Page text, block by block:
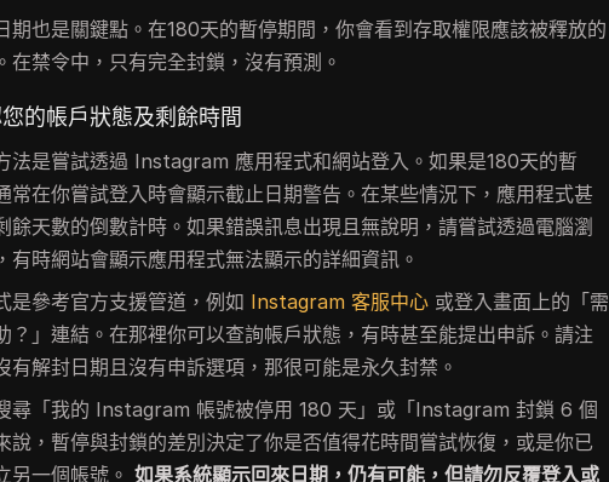
期也是關鍵點。在180天的暫停期間，你會看到存取權限應該被釋放的
在禁令中，只有完全封鎖，沒有預測。
的帳戶狀態及剩餘時間
法是嘗試透過 Instagram 應用程式和網站登入。如果是180天的暫
常在你嘗試登入時會顯示截止日期警告。在某些情況下，應用程式甚
餘天數的倒數計時。如果錯誤訊息出現且無說明，請嘗試透過電腦瀏
有時網站會顯示應用程式無法顯示的詳細資訊。
是參考官方支援管道，例如 Instagram 客服中心 或登入畫面上的「需
？」連結。在那裡你可以查詢帳戶狀態，有時甚至能提出申訴。請注
有解封日期且沒有申訴選項，那很可能是永久封禁。
尋「我的 Instagram 帳號被停用 180 天」或「Instagram 封鎖 6 個
說，暫停與封鎖的差別決定了你是否值得花時間嘗試恢復，或是你已
另一個帳號。如果系統顯示回來日期，仍有可能，但請勿反覆登入或